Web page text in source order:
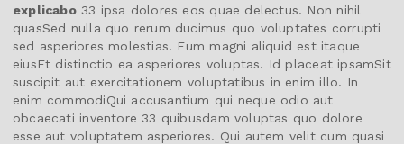
explicabo33 ipsa dolores eos quae delectus. Non nihil
quasSed nulla quo rerum ducimus quo voluptates corrupti
sed asperiores molestias. Eum magni aliquid est itaque
eiusEt distinctio ea asperiores voluptas. Id placeat ipsamSit
suscipit aut exercitationem voluptatibus in enim illo. In
enim commodiQui accusantium qui neque odio aut
obcaecati inventore 33 quibusdam voluptas quo dolore
esse aut voluptatem asperiores. Qui autem velit cum quasi